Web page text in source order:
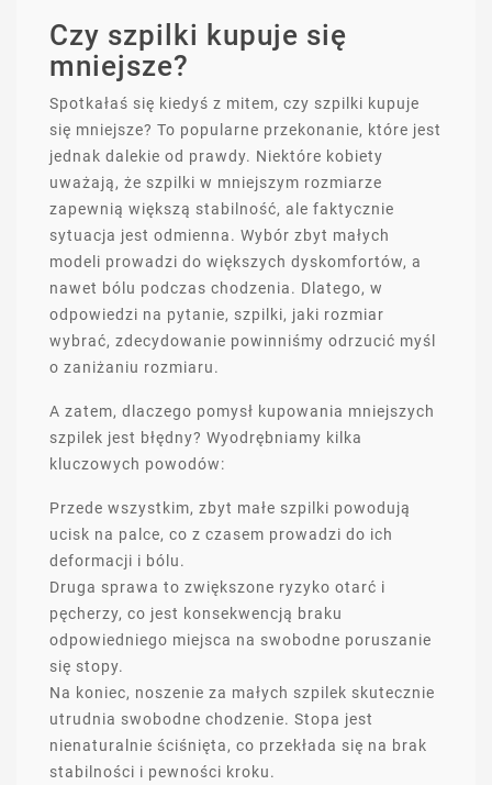
Czy szpilki kupuje się
mniejsze?
Spotkałaś się kiedyś z mitem, czy szpilki kupuje
się mniejsze? To popularne przekonanie, które jest
jednak dalekie od prawdy. Niektóre kobiety
uważają, że szpilki w mniejszym rozmiarze
zapewnią większą stabilność, ale faktycznie
sytuacja jest odmienna. Wybór zbyt małych
modeli prowadzi do większych dyskomfortów, a
nawet bólu podczas chodzenia. Dlatego, w
odpowiedzi na pytanie, szpilki, jaki rozmiar
wybrać, zdecydowanie powinniśmy odrzucić myśl
o zaniżaniu rozmiaru.
A zatem, dlaczego pomysł kupowania mniejszych
szpilek jest błędny? Wyodrębniamy kilka
kluczowych powodów:
Przede wszystkim, zbyt małe szpilki powodują
ucisk na palce, co z czasem prowadzi do ich
deformacji i bólu.
Druga sprawa to zwiększone ryzyko otarć i
pęcherzy, co jest konsekwencją braku
odpowiedniego miejsca na swobodne poruszanie
się stopy.
Na koniec, noszenie za małych szpilek skutecznie
utrudnia swobodne chodzenie. Stopa jest
nienaturalnie ściśnięta, co przekłada się na brak
stabilności i pewności kroku.